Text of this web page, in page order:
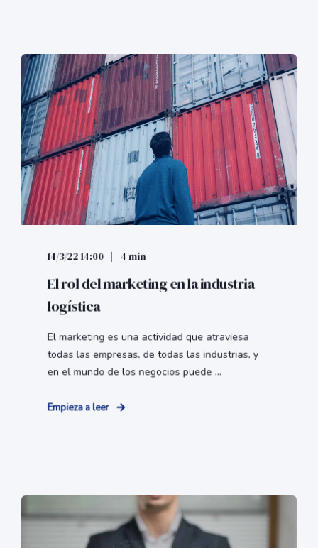
14/3/22 14:00 4 min
El rol del marketing en la industria
logística
El marketing es una actividad que atraviesa
todas las empresas, de todas las industrias, y
en el mundo de los negocios puede ...
Empieza a leer